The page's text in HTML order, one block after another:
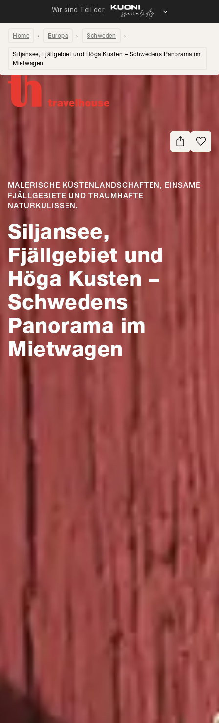
Home Europa Schweden
Siljansee, Fjällgebiet und Höga Kusten – Schwedens Panorama im
Mietwagen
Siljansee,
Fjällgebiet und
Höga Kusten –
Schwedens
Panorama im
Mietwagen
MALERISCHE KÜSTENLANDSCHAFTEN, EINSAME
FJÄLLGEBIETE UND TRAUMHAFTE
NATURKULISSEN.